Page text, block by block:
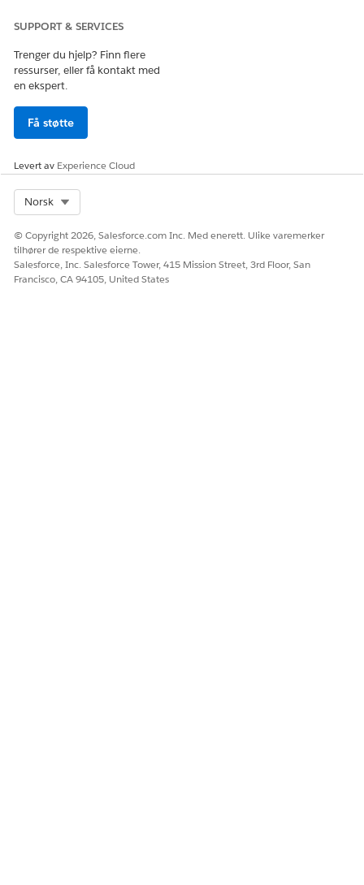
SUPPORT & SERVICES
Trenger du hjelp? Finn flere
ressurser, eller få kontakt med
en ekspert.
Få støtte
Levert av Experience Cloud
Norsk
© Copyright 2026, Salesforce.com Inc. Med enerett. Ulike varemerker
tilhører de respektive eierne.
Salesforce, Inc. Salesforce Tower, 415 Mission Street, 3rd Floor, San
Francisco, CA 94105, United States